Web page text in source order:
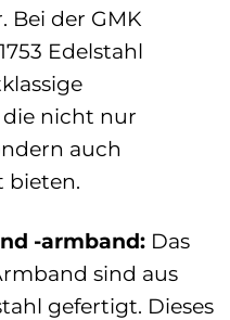
Bei der GMK
Edelstahl
nicht nur
auch
bieten.
-armband:Das
sind aus
gefertigt. Dieses